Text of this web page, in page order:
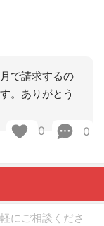
で請求するの
。ありがとう
0 0